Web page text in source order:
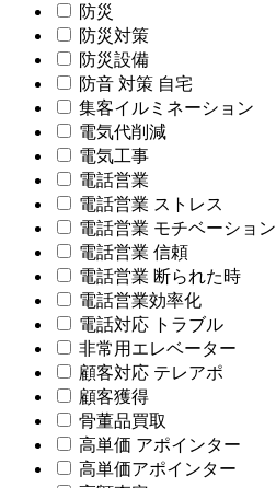
防災
防災対策
防災設備
防音 対策 自宅
集客イルミネーション
電気代削減
電気工事
電話営業
電話営業 ストレス
電話営業 モチベーション
電話営業 信頼
電話営業 断られた時
電話営業効率化
電話対応 トラブル
非常用エレベーター
顧客対応 テレアポ
顧客獲得
骨董品買取
高単価 アポインター
高単価アポインター